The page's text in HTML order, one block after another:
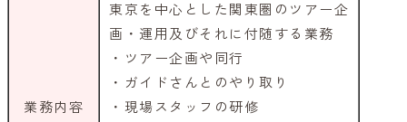
業務内容
東京を中心とした関東圏のツアー企
画・運用及びそれに付随する業務
・ツアー企画や同行
・ガイドさんとのやり取り
・現場スタッフの研修